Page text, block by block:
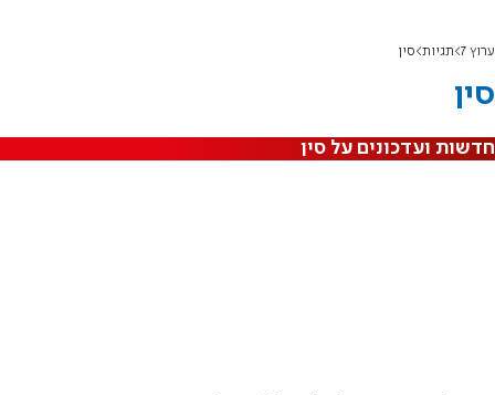
ערוץ 7 תגיות סין
סין
חדשות ועדכונים על סין